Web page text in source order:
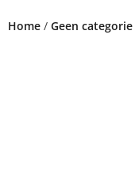
Home / Geen categorie